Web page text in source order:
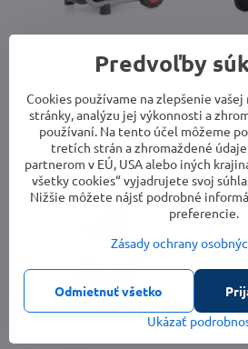
drvič vetiev
169,99 €
Do košíka
Predvoľby
Cookies používame na zlepšenie
stránky, analýzu jej výkonnosti a
používaní. Na tento účel môžeme
tretích strán a zhromaždené
partnerom v EÚ, USA alebo iných
všetky cookies“ vyjadrujete svoj
Nižšie môžete nájsť podrobné
preferencie.
Zásady ochrany
Ukázať
Odmietnuť všetko